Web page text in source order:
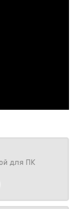
для ПК